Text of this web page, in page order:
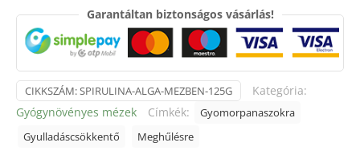
Garantáltan biztonságos vásárlás!
CIKKSZÁM:SPIRULINA-ALGA-MEZBEN-125G
Kategória:
Gyógynövényes mézek
Címkék:
Gyomorpanaszokra
Gyulladáscsökkentő
Meghűlésre